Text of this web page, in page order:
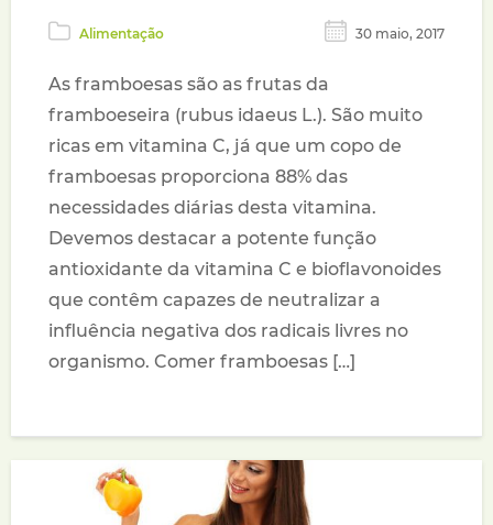
Alimentação 30 maio, 2017
As framboesas são as frutas da
framboeseira (rubus idaeus L.). São muito
ricas em vitamina C, já que um copo de
framboesas proporciona 88% das
necessidades diárias desta vitamina.
Devemos destacar a potente função
antioxidante da vitamina C e bioflavonoides
que contêm capazes de neutralizar a
influência negativa dos radicais livres no
organismo. Comer framboesas […]